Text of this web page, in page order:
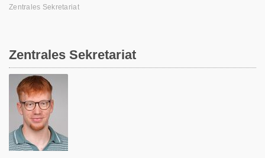
Sitemap
Zentrales Sekretariat
Zentrales Sekretariat